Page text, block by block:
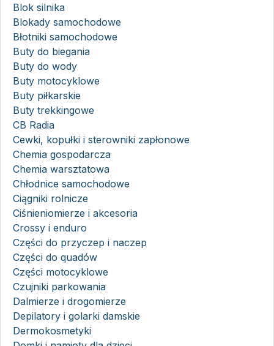
Blok silnika
Blokady samochodowe
Błotniki samochodowe
Buty do biegania
Buty do wody
Buty motocyklowe
Buty piłkarskie
Buty trekkingowe
CB Radia
Cewki, kopułki i sterowniki zapłonowe
Chemia gospodarcza
Chemia warsztatowa
Chłodnice samochodowe
Ciągniki rolnicze
Ciśnieniomierze i akcesoria
Crossy i enduro
Części do przyczep i naczep
Części do quadów
Części motocyklowe
Czujniki parkowania
Dalmierze i drogomierze
Depilatory i golarki damskie
Dermokosmetyki